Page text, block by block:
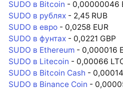
SUDO в Bitcoin - 0,00000046
SUDO в рублях - 2,45 RUB
SUDO в евро - 0,0258 EUR
SUDO в фунтах - 0,0221 GBP
SUDO в Ethereum - 0,000016
SUDO в Litecoin - 0,00066
SUDO в Bitcoin Cash -
SUDO в Binance Coin -